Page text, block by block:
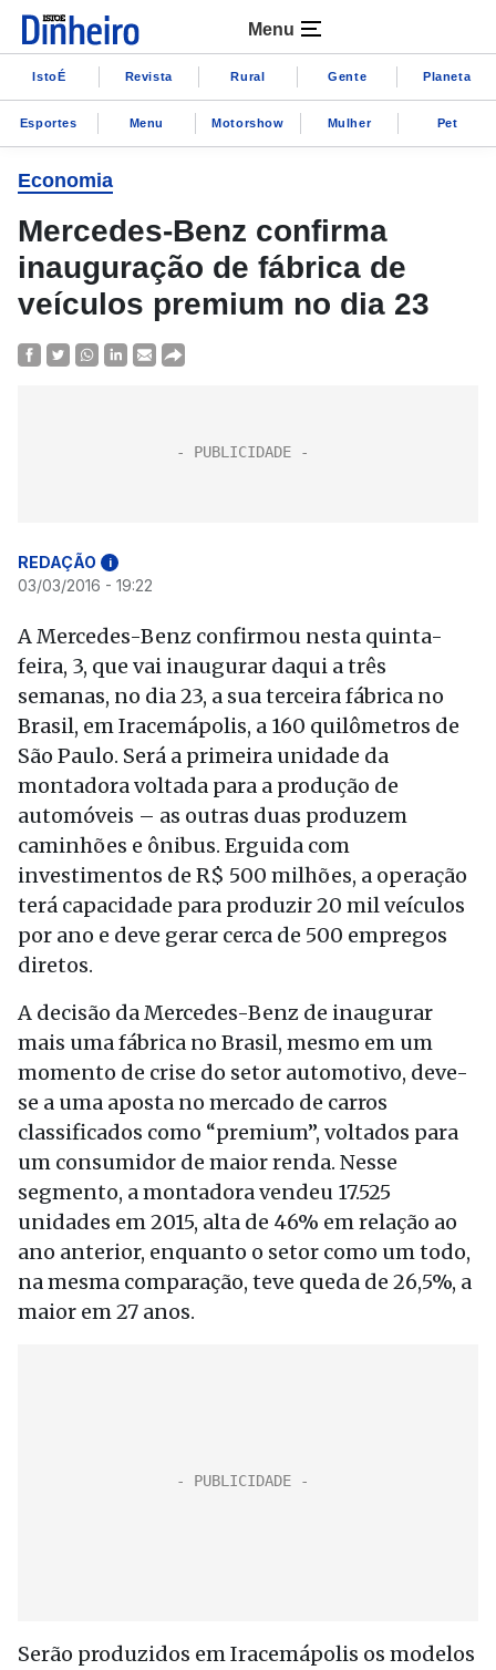
Menu
IstoÉ Revista Rural Gente Planeta
Esportes Menu Motorshow Mulher Pet
Economia
Mercedes-Benz confirma
inauguração de fábrica de
veículos premium no dia 23
REDAÇÃO i
03/03/2016 - 19:22
A Mercedes-Benz confirmou nesta quinta-
feira, 3, que vai inaugurar daqui a três
semanas, no dia 23, a sua terceira fábrica no
Brasil, em Iracemápolis, a 160 quilômetros de
São Paulo. Será a primeira unidade da
montadora voltada para a produção de
automóveis – as outras duas produzem
caminhões e ônibus. Erguida com
investimentos de R$ 500 milhões, a operação
terá capacidade para produzir 20 mil veículos
por ano e deve gerar cerca de 500 empregos
diretos.
A decisão da Mercedes-Benz de inaugurar
mais uma fábrica no Brasil, mesmo em um
momento de crise do setor automotivo, deve-
se a uma aposta no mercado de carros
classificados como “premium”, voltados para
um consumidor de maior renda. Nesse
segmento, a montadora vendeu 17.525
unidades em 2015, alta de 46% em relação ao
ano anterior, enquanto o setor como um todo,
na mesma comparação, teve queda de 26,5%, a
maior em 27 anos.
Serão produzidos em Iracemápolis os modelos